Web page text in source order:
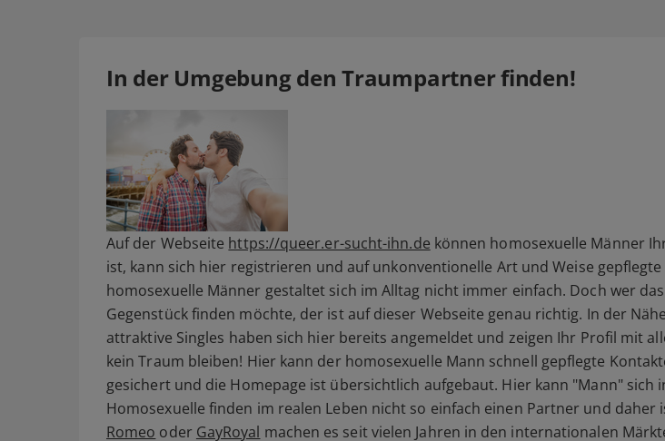
In der Umgebung den Traumpartner finden!
Auf der Webseite https://queer.er-sucht-ihn.de können homosexuelle Männer
ist, kann sich hier registrieren und auf unkonventionelle Art und Weise
homosexuelle Männer gestaltet sich im Alltag nicht immer einfach. Doch wer
Gegenstück finden möchte, der ist auf dieser Webseite genau richtig. In der
attraktive Singles haben sich hier bereits angemeldet und zeigen Ihr Profil mit
kein Traum bleiben! Hier kann der homosexuelle Mann schnell gepflegte
gesichert und die Homepage ist übersichtlich aufgebaut. Hier kann "Mann"
Homosexuelle finden im realen Leben nicht so einfach einen Partner und
Romeo oder GayRoyal machen es seit vielen Jahren in den internationalen